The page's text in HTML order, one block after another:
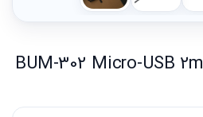
کابل شارژ بیاند مدل BUM-302 Micro-USB 2m